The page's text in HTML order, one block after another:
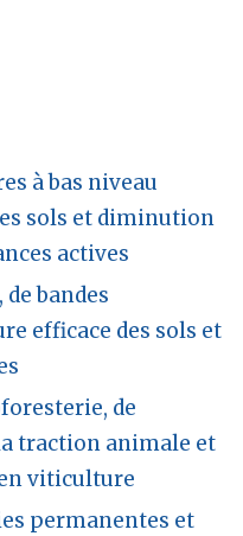
à bas niveau
sols et diminution
actives
bandes
efficace des sols et
de
traction animale et
viticulture
permanentes et